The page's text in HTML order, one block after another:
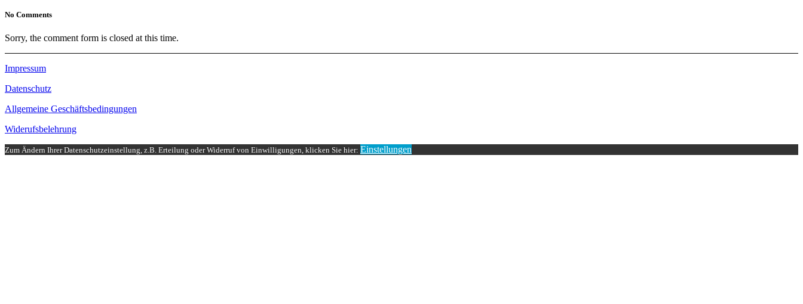
No Comments
Sorry, the comment form is closed at this time.
Impressum
Datenschutz
Allgemeine Geschäftsbedingungen
Widerufsbelehrung
Zum Ändern Ihrer Datenschutzeinstellung, z.B. Erteilung oder Widerruf von Einwilligungen, klicken Sie hier: Einstellungen